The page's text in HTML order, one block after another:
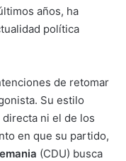
años, ha
política
de retomar
Su estilo
ni el de los
en que su partido,
(CDU) busca